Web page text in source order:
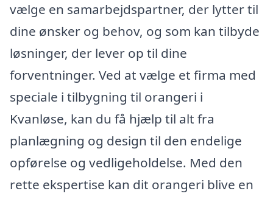
vælge en samarbejdspartner, der lytter til
dine ønsker og behov, og som kan tilbyde
løsninger, der lever op til dine
forventninger. Ved at vælge et firma med
speciale i tilbygning til orangeri i
Kvanløse, kan du få hjælp til alt fra
planlægning og design til den endelige
opførelse og vedligeholdelse. Med den
rette ekspertise kan dit orangeri blive en